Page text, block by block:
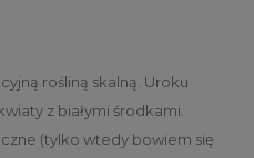
rośliną skalną. Uroku
z białymi środkami.
(tylko wtedy bowiem się